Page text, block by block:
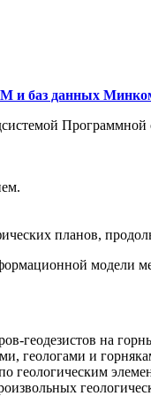
и баз данных
планов,
модели
геодезистов на
геологами и
геологическим